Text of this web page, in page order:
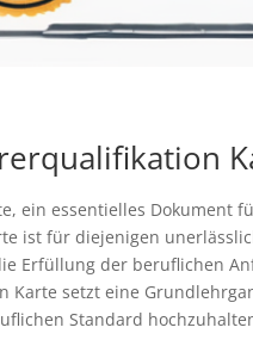
ein essentielles Dokument
ist für diejenigen
Erfüllung der beruflichen
Karte setzt eine
Standard